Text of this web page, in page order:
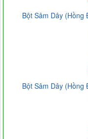
Bột Sâm Dây (Hồng
Bột Sâm Dây (Hồng